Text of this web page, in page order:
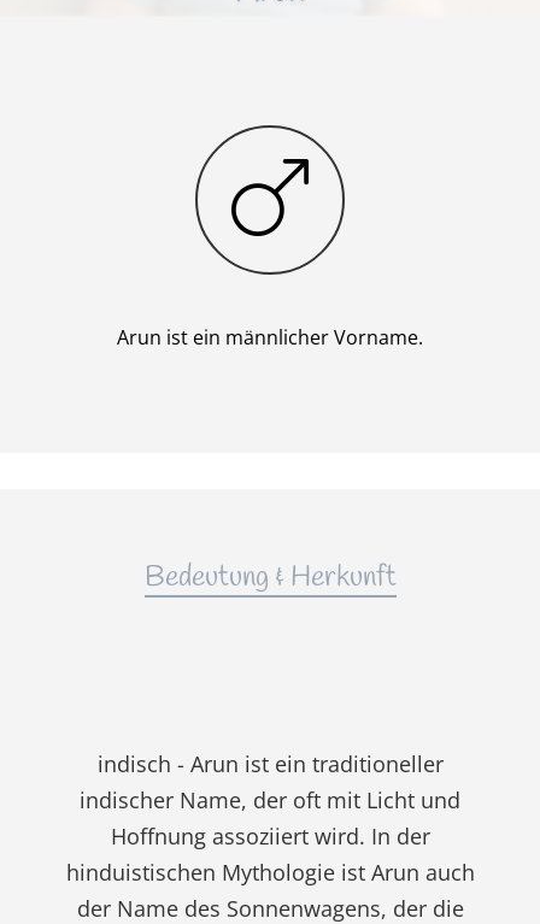
Junge
Arun ist ein männlicher Vorname.
Bedeutung & Herkunft
indisch - Arun ist ein traditioneller
indischer Name, der oft mit Licht und
Hoffnung assoziiert wird. In der
hinduistischen Mythologie ist Arun auch
der Name des Sonnenwagens, der die